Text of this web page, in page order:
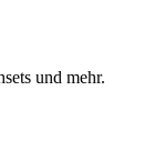
und mehr.